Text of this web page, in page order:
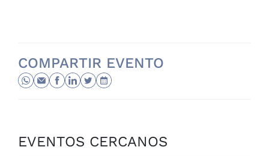
COMPARTIR EVENTO
EVENTOS CERCANOS